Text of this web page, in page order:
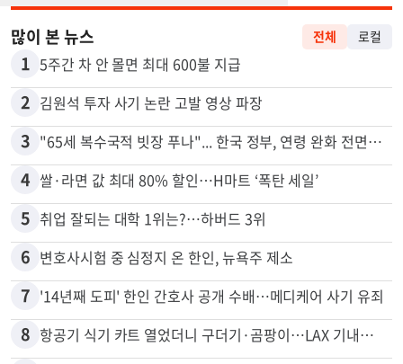
많이 본 뉴스
1 5주간 차 안 몰면 최대 600불 지급
2 김원석 투자 사기 논란 고발 영상 파장
3
4 쌀·라면 값 최대 80% 할인…H마트 ‘폭탄 세일’
5 취업 잘되는 대학 1위는?…하버드 3위
6 변호사시험 중 심정지 온 한인, 뉴욕주 제소
7 '14년째 도피' 한인 간호사 공개 수배…메디케어 사기 유죄